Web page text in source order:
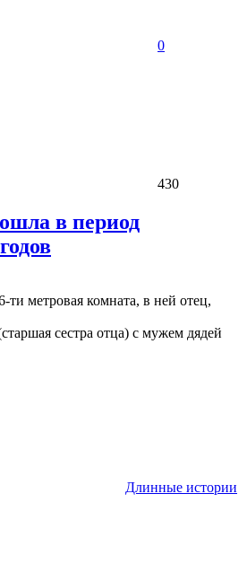
0
430
в период
метровая комната, в ней отец,
сестра отца) с мужем дядей
Длинные истории